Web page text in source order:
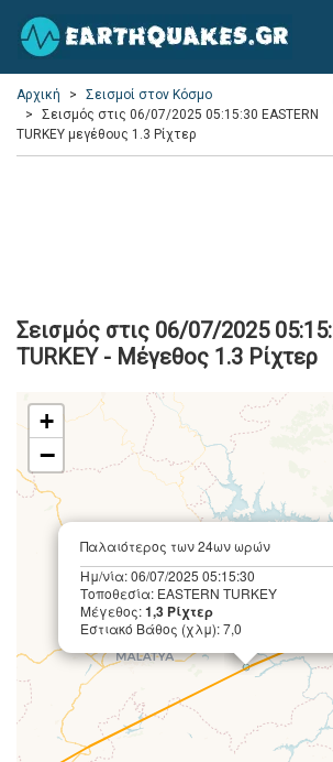
Αρχική
Σεισμοί στον Κόσμο
Σεισμός στις 06/07/2025 05:15:30 EASTERN
TURKEY μεγέθους 1.3 Ρίχτερ
Σεισμός στις 06/07/2025
TURKEY - Μέγεθος 1.3 Ρίχτερ
Παλαιότερος των 24ων ωρών
Ημ/νία: 06/07/2025 05:15:30
Τοποθεσία: EASTERN TURKEY
Μέγεθος:1,3 Ρίχτερ
Εστιακό Βάθος (χλμ): 7,0
+
−